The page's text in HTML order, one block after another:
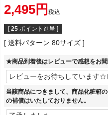
2,495 税込
[ 25 ポイント進呈 ]
送料パターン 80サイズ
★商品到着後はレビューで感想をお
当該商品につきまして、商品化粧箱
の補償はいたしておりません。